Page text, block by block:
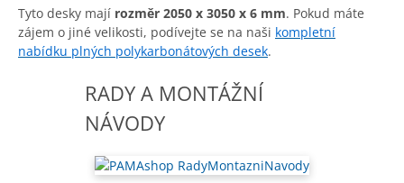
Tyto desky mají rozměr 2050 x 3050 x 6 mm. Pokud máte
zájem o jiné velikosti, podívejte se na naši kompletní
nabídku plných polykarbonátových desek.
RADY A MONTÁŽNÍ
NÁVODY